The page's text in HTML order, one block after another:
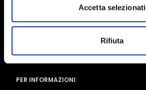
Accetta selezionati
Rifiuta
PER INFORMAZIONI: